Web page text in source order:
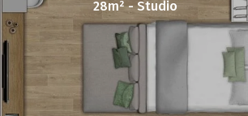
28m² - Studio